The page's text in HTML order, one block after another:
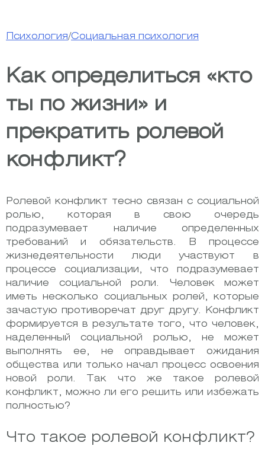
Психология/Социальная психология
Как определиться «кто
ты по жизни» и
прекратить ролевой
конфликт?
Ролевой конфликт тесно связан с социальной
ролью, которая в свою очередь
подразумевает наличие определенных
требований и обязательств. В процессе
жизнедеятельности люди участвуют в
процессе социализации, что подразумевает
наличие социальной роли. Человек может
иметь несколько социальных ролей, которые
зачастую противоречат друг другу. Конфликт
формируется в результате того, что человек,
наделенный социальной ролью, не может
выполнять ее, не оправдывает ожидания
общества или только начал процесс освоения
новой роли. Так что же такое ролевой
конфликт, можно ли его решить или избежать
полностью?
Что такое ролевой конфликт?